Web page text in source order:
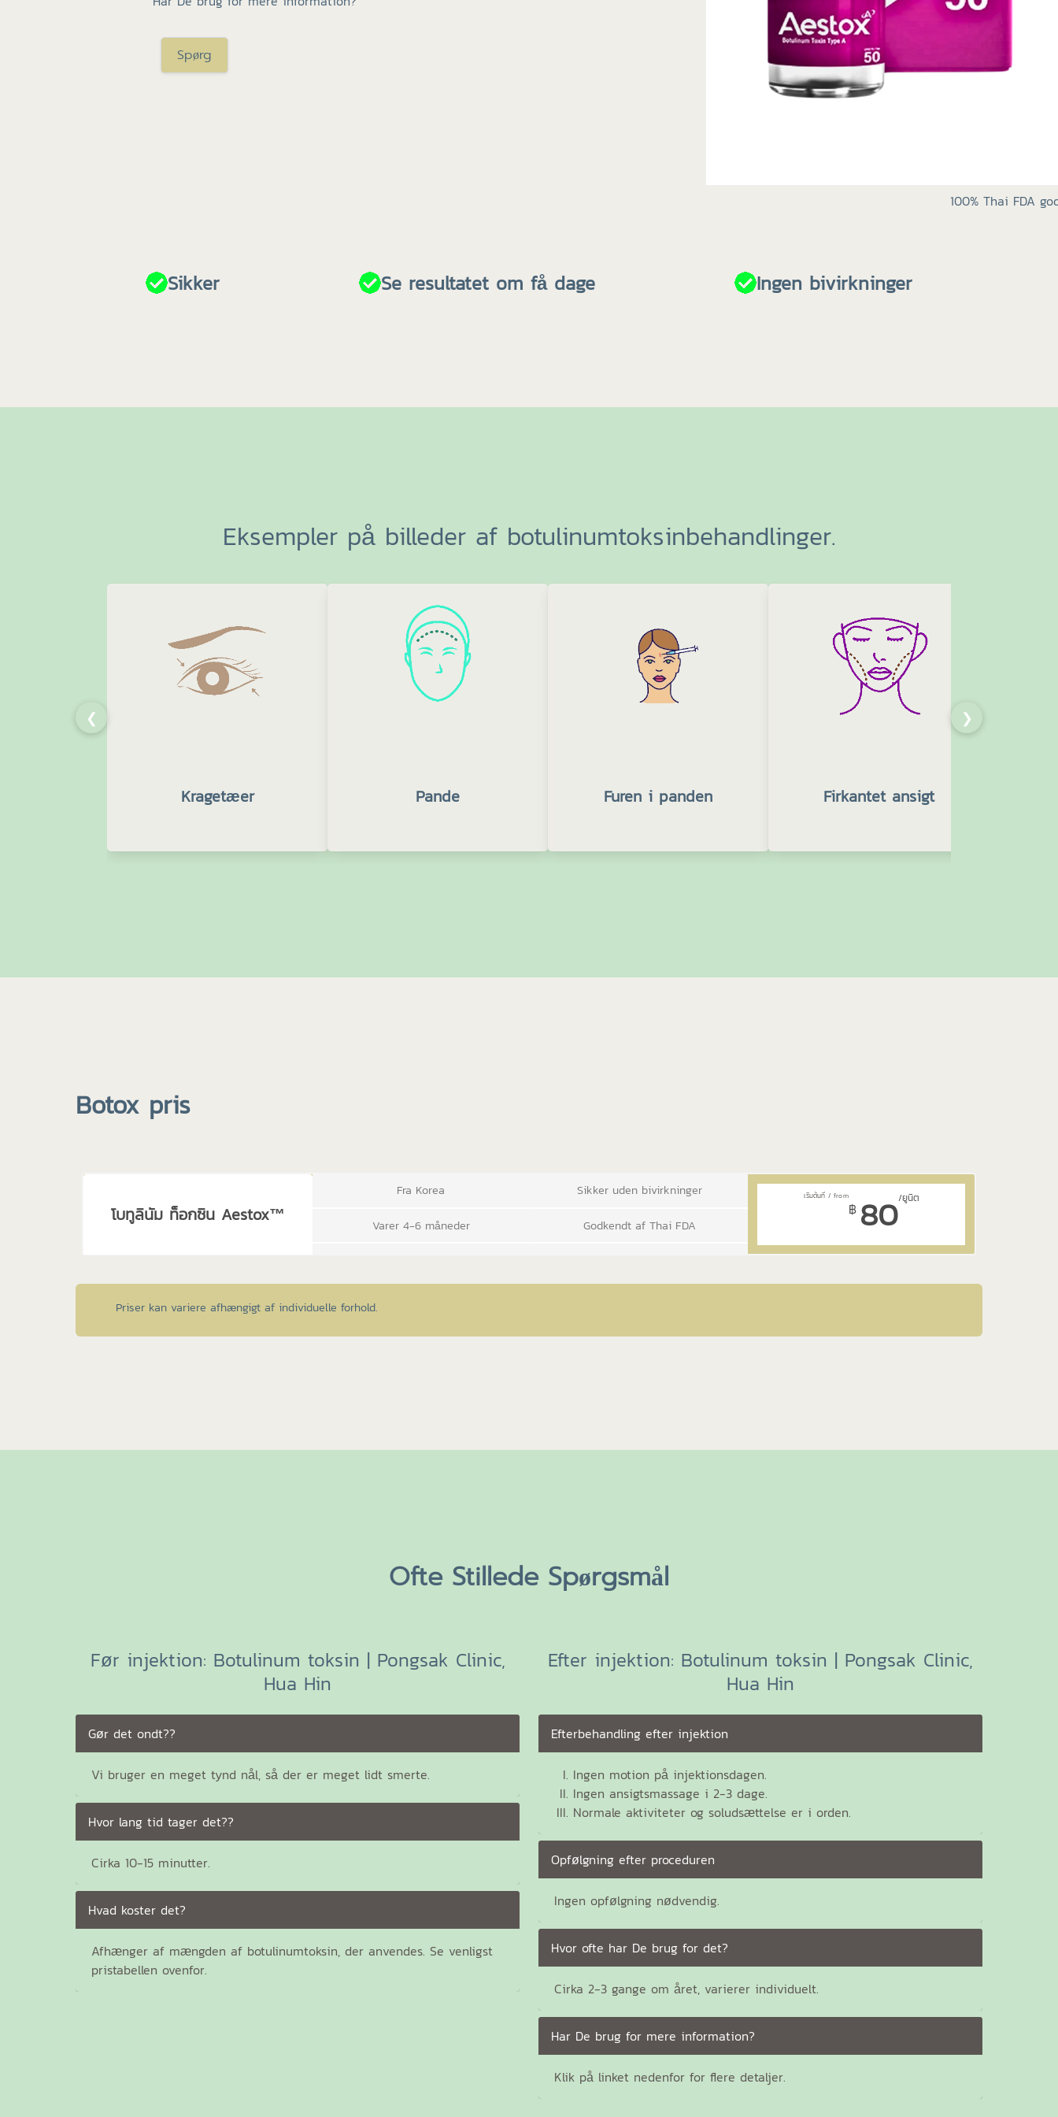
Spørg
100% Thai FDA
Sikker Se resultatet om få dage Ingen bivirkninger
Eksempler på billeder af botulinumtoksinbehandlinger.
❮
Kragetæer Pande Furen i panden Firkantet ansigt
❯
Botox pris
โบทูลินัม ท็อกซิน Aestox™
Fra Korea
Varer 4-6 måneder
Sikker uden bivirkninger
Godkendt af Thai FDA
฿ 80/ยูนิต
Priser kan variere afhængigt af individuelle forhold.
Ofte Stillede Spørgsmål
Før injektion: Botulinum toksin | Pongsak Clinic,
Hua Hin
Gør det ondt??
Vi bruger en meget tynd nål, så der er meget lidt smerte.
Hvor lang tid tager det??
Cirka 10-15 minutter.
Hvad koster det?
Afhænger af mængden af botulinumtoksin, der anvendes. Se venligst
pristabellen ovenfor.
Efter injektion: Botulinum toksin | Pongsak Clinic,
Hua Hin
Efterbehandling efter injektion
Ingen motion på injektionsdagen.
Ingen ansigtsmassage i 2-3 dage.
Normale aktiviteter og soludsættelse er i orden.
Opfølgning efter proceduren
Ingen opfølgning nødvendig.
Hvor ofte har De brug for det?
Cirka 2-3 gange om året, varierer individuelt.
Har De brug for mere information?
Klik på linket nedenfor for flere detaljer.